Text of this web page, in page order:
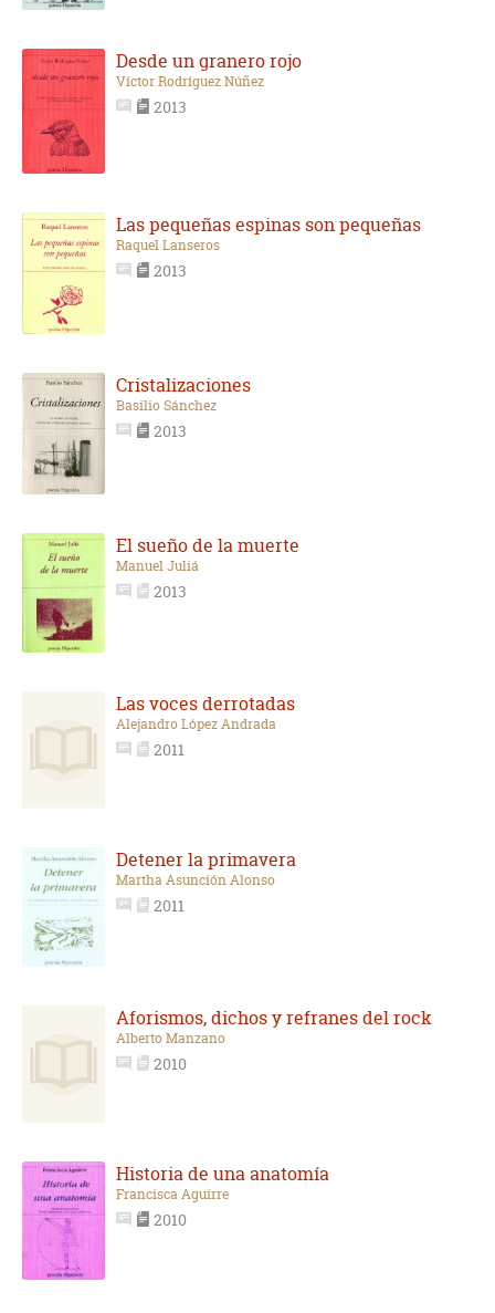
Desde un granero rojo
Víctor Rodríguez Núñez
2013
Las pequeñas espinas son pequeñas
Raquel Lanseros
2013
Cristalizaciones
Basilio Sánchez
2013
El sueño de la muerte
Manuel Juliá
2013
Las voces derrotadas
Alejandro López Andrada
2011
Detener la primavera
Martha Asunción Alonso
2011
Aforismos, dichos y refranes del rock
Alberto Manzano
2010
Historia de una anatomía
Francisca Aguirre
2010